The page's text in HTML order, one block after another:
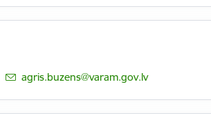
E-pasts:
agris.buzens@varam.gov.lv